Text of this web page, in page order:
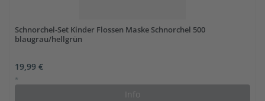
Schnorchel-Set Kinder Flossen Maske Schnorchel 500
blaugrau/hellgrün
19,99 €
*
Info